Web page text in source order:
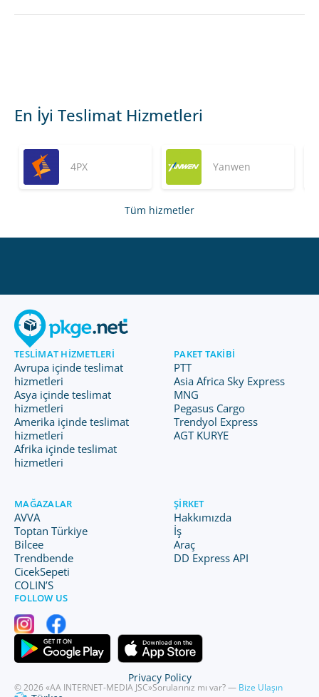
En İyi Teslimat Hizmetleri
4PX Yanwen
Tüm hizmetler
TESLIMAT HIZMETLERI
Avrupa içinde teslimat
hizmetleri
Asya içinde teslimat
hizmetleri
Amerika içinde teslimat
hizmetleri
Afrika içinde teslimat
hizmetleri
PAKET TAKIBI
PTT
Asia Africa Sky Express
MNG
Pegasus Cargo
Trendyol Express
AGT KURYE
MAĞAZALAR
AVVA
Toptan Türkiye
Bilcee
Trendbende
CicekSepeti
COLIN’S
ŞIRKET
Hakkımızda
İş
Araç
DD Express API
FOLLOW US
© 2026 «AA INTERNET-MEDIA JSC»Sorularınız mı var? — Bize Ulaşın
Privacy Policy